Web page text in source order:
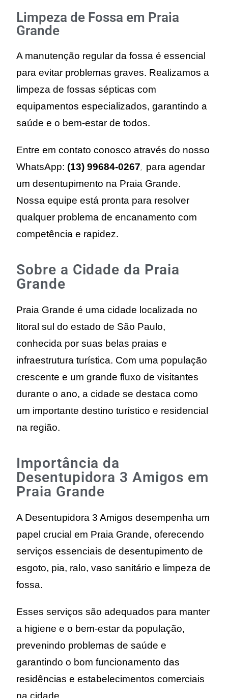
Limpeza de Fossa em Praia
Grande
A manutenção regular da fossa é essencial
para evitar problemas graves. Realizamos a
limpeza de fossas sépticas com
equipamentos especializados, garantindo a
saúde e o bem-estar de todos.
Entre em contato conosco através do nosso
WhatsApp: (13) 99684-0267,
para agendar
um desentupimento na Praia Grande.
Nossa equipe está pronta para resolver
qualquer problema de encanamento com
competência e rapidez.
Sobre a Cidade da Praia
Grande
Praia Grande é uma cidade localizada no
litoral sul do estado de São Paulo,
conhecida por suas belas praias e
infraestrutura turística. Com uma população
crescente e um grande fluxo de visitantes
durante o ano, a cidade se destaca como
um importante destino turístico e residencial
na região.
Importância da
Desentupidora 3 Amigos em
Praia Grande
A Desentupidora 3 Amigos desempenha um
papel crucial em Praia Grande, oferecendo
serviços essenciais de desentupimento de
esgoto, pia, ralo, vaso sanitário e limpeza de
fossa.
Esses serviços são adequados para manter
a higiene e o bem-estar da população,
prevenindo problemas de saúde e
garantindo o bom funcionamento das
residências e estabelecimentos comerciais
na cidade.